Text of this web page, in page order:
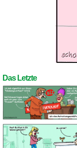
Das Letzte